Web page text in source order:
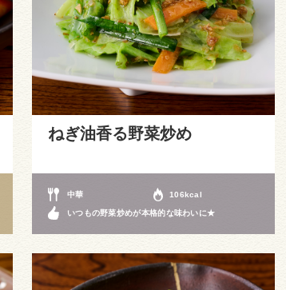
ねぎ油香る野菜炒め
中華 106kcal
いつもの野菜炒めが本格的な味わいに★